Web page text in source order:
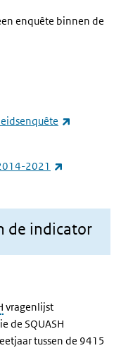
enquête binnen de
2021
de indicator
vragenlijst
de SQUASH
tussen de 9415